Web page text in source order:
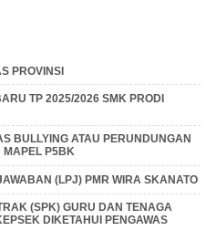
PROVINSI
TP 2025/2026 SMK PRODI
BULLYING ATAU PERUNDUNGAN
MAPEL P5BK
(LPJ) PMR WIRA SKANATO
(SPK) GURU DAN TENAGA
DIKETAHUI PENGAWAS